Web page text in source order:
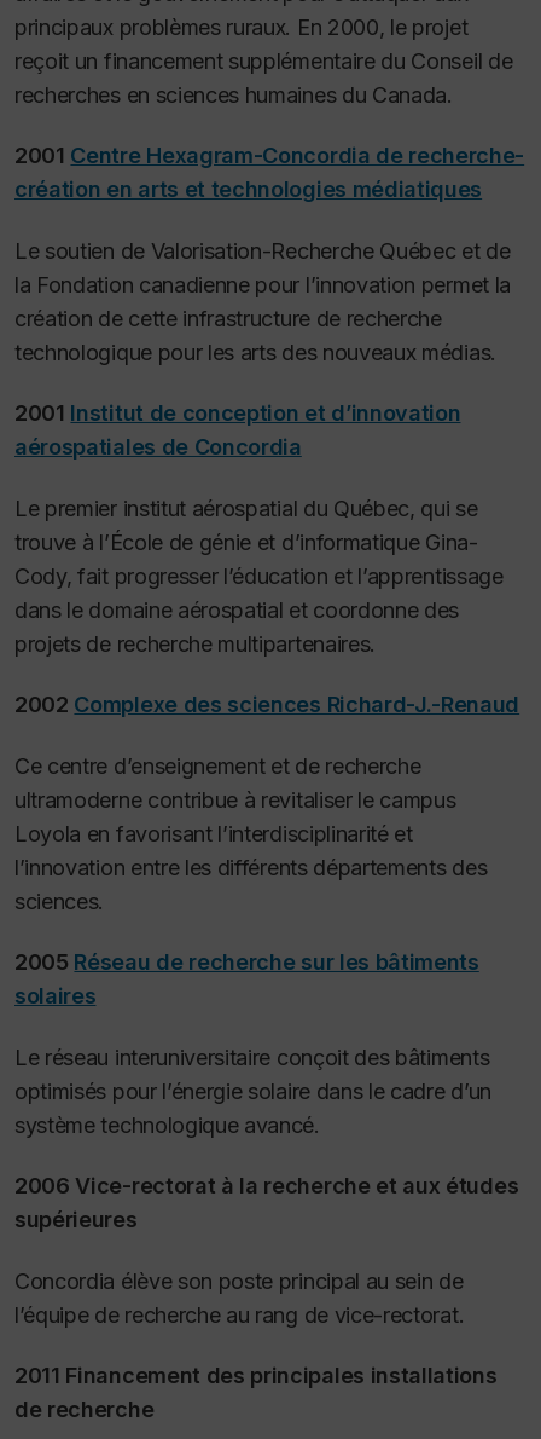
principaux problèmes ruraux. En 2000, le projet
reçoit un financement supplémentaire du Conseil de
recherches en sciences humaines du Canada.
2001 Centre Hexagram-Concordia de recherche-
création en arts et technologies médiatiques
Le soutien de Valorisation-Recherche Québec et de
la Fondation canadienne pour l’innovation permet la
création de cette infrastructure de recherche
technologique pour les arts des nouveaux médias.
2001 Institut de conception et d’innovation
aérospatiales de Concordia
Le premier institut aérospatial du Québec, qui se
trouve à l’École de génie et d’informatique Gina-
Cody, fait progresser l’éducation et l’apprentissage
dans le domaine aérospatial et coordonne des
projets de recherche multipartenaires.
2002 Complexe des sciences Richard-J.-Renaud
Ce centre d’enseignement et de recherche
ultramoderne contribue à revitaliser le campus
Loyola en favorisant l’interdisciplinarité et
l’innovation entre les différents départements des
sciences.
2005 Réseau de recherche sur les bâtiments
solaires
Le réseau interuniversitaire conçoit des bâtiments
optimisés pour l’énergie solaire dans le cadre d’un
système technologique avancé.
2006 Vice-rectorat à la recherche et aux études
supérieures
Concordia élève son poste principal au sein de
l’équipe de recherche au rang de vice-rectorat.
2011 Financement des principales installations
de recherche